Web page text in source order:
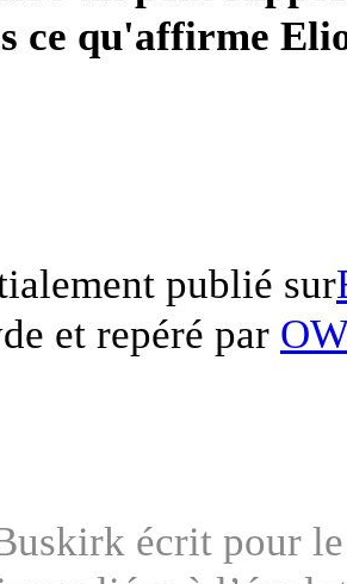
ce qu'affirme
publié sur
et repéré par
écrit pour